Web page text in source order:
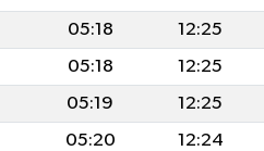
05:18 12:25
05:18 12:25
05:19 12:25
05:20 12:24